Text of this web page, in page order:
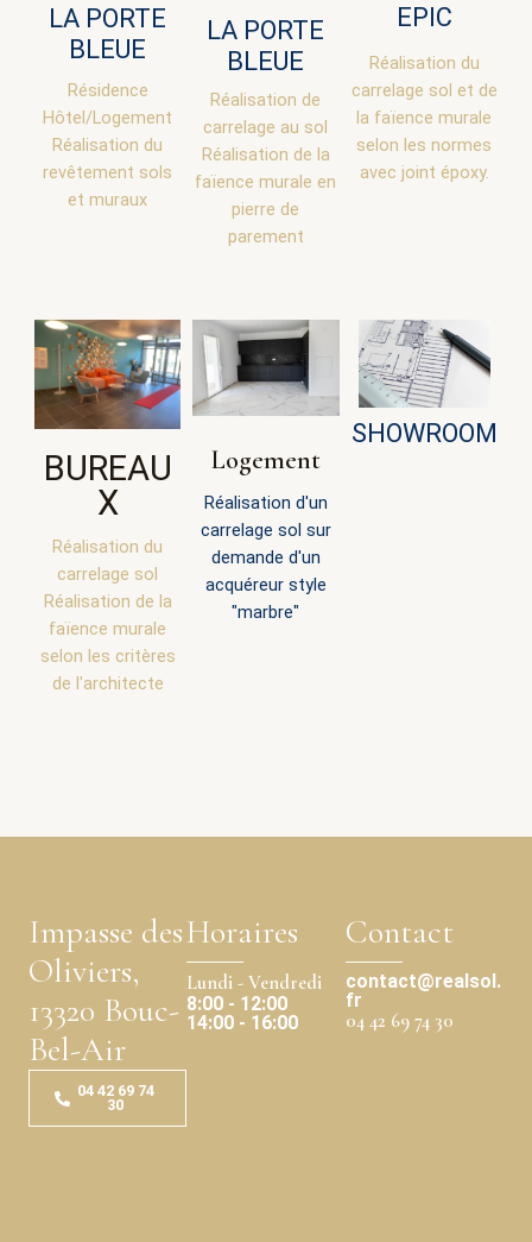
LA PORTE
BLEUE
Résidence
Hôtel/Logement
Réalisation du
revêtement sols
et muraux
LA PORTE
BLEUE
Réalisation de
carrelage au sol
Réalisation de la
faïence murale en
pierre de
parement
EPIC
Réalisation du
carrelage sol et de
la faïence murale
selon les normes
avec joint époxy.
BUREAU
X
Réalisation du
carrelage sol
Réalisation de la
faïence murale
selon les critères
de l'architecte
Logement
Réalisation d'un
carrelage sol sur
demande d'un
acquéreur style
"marbre"
SHOWROOM
Impasse des
Oliviers,
13320 Bouc-
Bel-Air
04 42 69 74
30
Horaires
Lundi - Vendredi
8:00 - 12:00
14:00 - 16:00
Contact
contact@realsol.
fr
04 42 69 74 30